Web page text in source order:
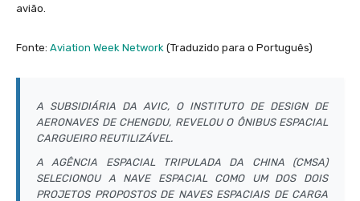
avião.
Fonte: Aviation Week Network (Traduzido para o Português)
A SUBSIDIÁRIA DA AVIC, O INSTITUTO DE DESIGN DE
AERONAVES DE CHENGDU, REVELOU O ÔNIBUS ESPACIAL
CARGUEIRO REUTILIZÁVEL.
A AGÊNCIA ESPACIAL TRIPULADA DA CHINA (CMSA)
SELECIONOU A NAVE ESPACIAL COMO UM DOS DOIS
PROJETOS PROPOSTOS DE NAVES ESPACIAIS DE CARGA